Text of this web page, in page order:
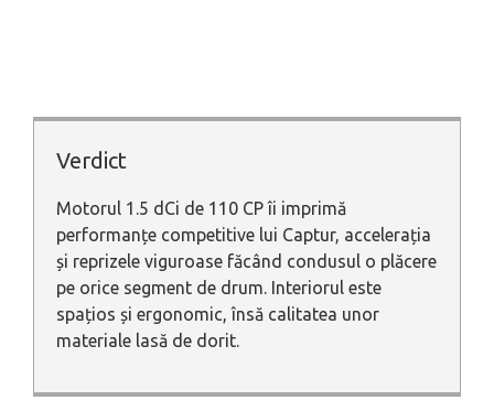
Verdict
Motorul 1.5 dCi de 110 CP îi imprimă
performanțe competitive lui Captur, accelerația
și reprizele viguroase făcând condusul o plăcere
pe orice segment de drum. Interiorul este
spațios și ergonomic, însă calitatea unor
materiale lasă de dorit.